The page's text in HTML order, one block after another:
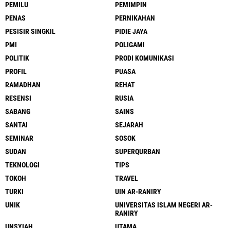
PEMILU
PEMIMPIN
PENAS
PERNIKAHAN
PESISIR SINGKIL
PIDIE JAYA
PMI
POLIGAMI
POLITIK
PRODI KOMUNIKASI
PROFIL
PUASA
RAMADHAN
REHAT
RESENSI
RUSIA
SABANG
SAINS
SANTAI
SEJARAH
SEMINAR
SOSOK
SUDAN
SUPERQURBAN
TEKNOLOGI
TIPS
TOKOH
TRAVEL
TURKI
UIN AR-RANIRY
UNIK
UNIVERSITAS ISLAM NEGERI AR-
RANIRY